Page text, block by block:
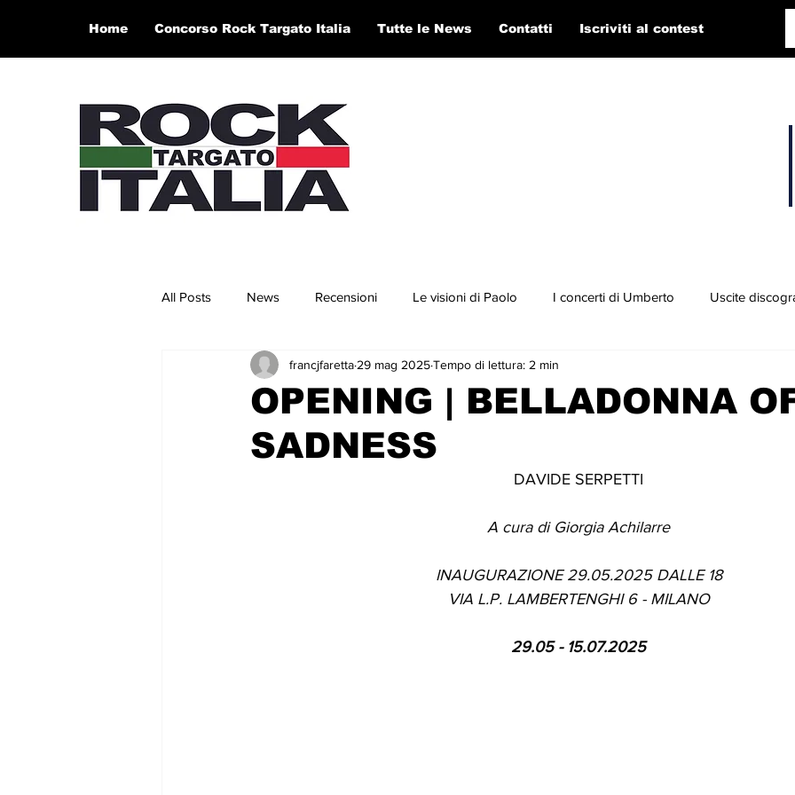
Home Concorso Rock Targato Italia Tutte le News Contatti Iscriviti al contest
All Posts News Recensioni Le visioni di Paolo I concerti di Umberto Uscite
Concerti e Video Artisti in concorso RTI 2025 Playlist
OPENING | BELLADONNA
SADNESS
francjfaretta 29 mag 2025Tempo di lettura: 2 min
DAVIDE SERPETTI
A cura di Giorgia Achilarre
INAUGURAZIONE 29.05.2025 DALLE 18
VIA L.P. LAMBERTENGHI 6 - MILANO
29.05 - 15.07.2025